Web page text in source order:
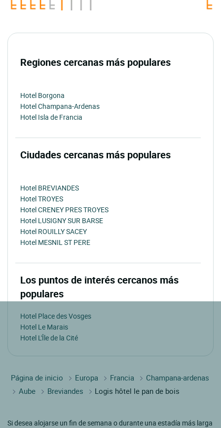
Regiones cercanas más populares
Hotel Borgona
Hotel Champana-Ardenas
Hotel Isla de Francia
Ciudades cercanas más populares
Hotel BREVIANDES
Hotel TROYES
Hotel CRENEY PRES TROYES
Hotel LUSIGNY SUR BARSE
Hotel ROUILLY SACEY
Hotel MESNIL ST PERE
Los puntos de interés cercanos más
populares
Hotel Place des Vosges
Hotel Le Marais
Hotel L'Île de la Cité
Página de inicio Europa Francia
Champana-ardenas
Aube
Breviandes Logis hôtel le pan de bois
Si desea alojarse un fin de semana o durante una estadía más larga